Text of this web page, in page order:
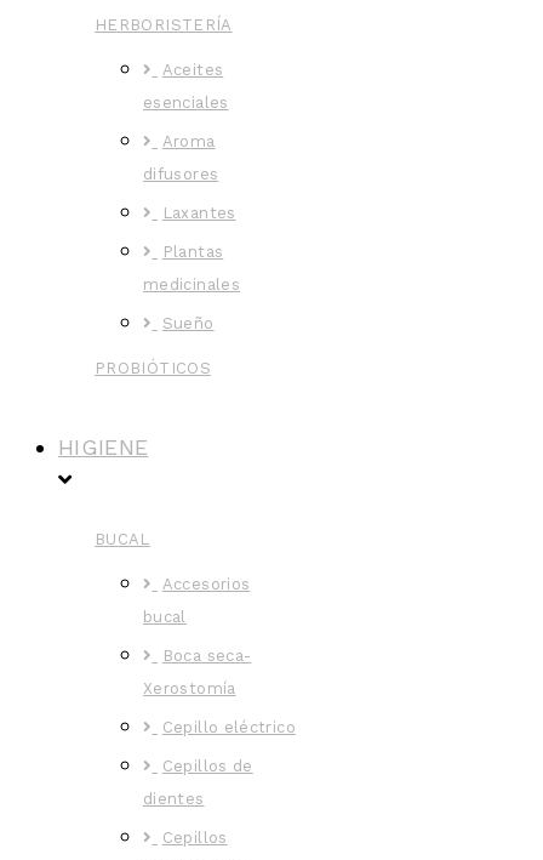
HERBORISTERÍA
Aceites
esenciales
Aroma
difusores
Laxantes
Plantas
medicinales
Sueño
PROBIÓTICOS
HIGIENE
BUCAL
Accesorios
bucal
Boca seca-
Xerostomía
Cepillo eléctrico
Cepillos de
dientes
Cepillos